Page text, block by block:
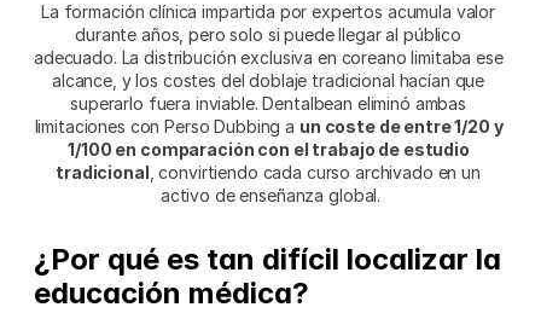
La formación clínica impartida por expertos acumula valor
durante años, pero solo si puede llegar al público
adecuado. La distribución exclusiva en coreano limitaba ese
alcance, y los costes del doblaje tradicional hacían que
superarlo fuera inviable. Dentalbean eliminó ambas
limitaciones con Perso Dubbing a un coste de entre 1/20 y
1/100 en comparación con el trabajo de estudio
tradicional , convirtiendo cada curso archivado en un
activo de enseñanza global.
¿Por qué es tan difícil localizar la
educación médica?